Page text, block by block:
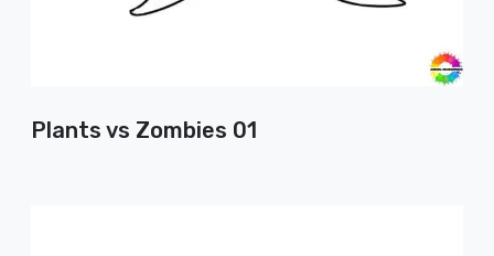
Plants vs Zombies 01